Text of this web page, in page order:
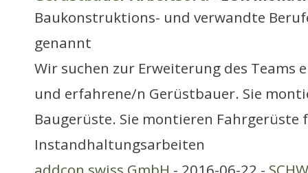
Baukonstruktions- und verwandte
genannt
Wir suchen zur Erweiterung des Teams
und erfahrene/n Gerüstbauer. Sie
Baugerüste. Sie montieren Fahrgerüste
Instandhaltungsarbeiten